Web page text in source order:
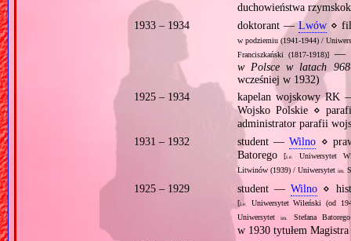
duchowieństwa
1933 – 1934
doktorant —Lwów⋄
w podziemiu (1941‐1944) /
Franciszkański (1817‐1918)]
—
w Polsce w latach
wcześniej w 1932)
1925 – 1934
kapelan wojskowy
Wojsko Polskie ⋄
administrator parafii
1931 – 1932
student —Wilno ⋄
Batorego[i.e.
Uniwersytet
Litwinów (1939) / Uniwersytet im.
1925 – 1929 student —Wilno ⋄
[i.e.
Uniwersytet Wileński (od
Uniwersytetim. Stefana
w 1930 tytułem